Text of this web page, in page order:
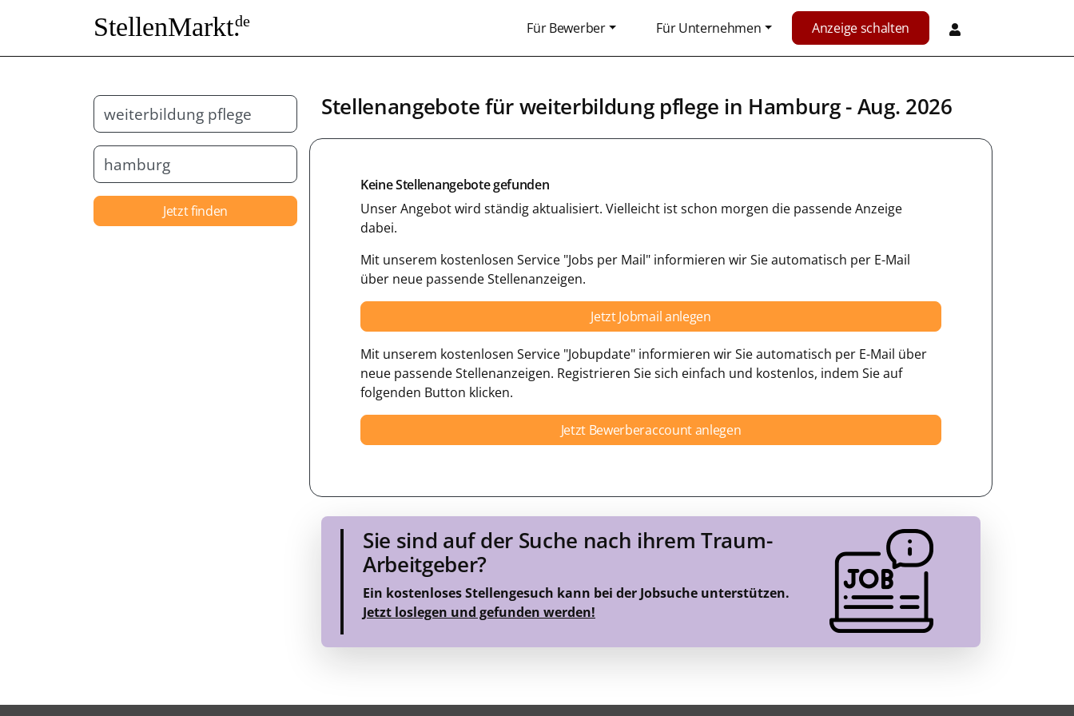
StellenMarkt.de Für Bewerber Für Unternehmen Anzeige schalten
Jetzt finden
Stellenangebote für weiterbildung pflege in Hamburg- Aug. 2026
Keine Stellenangebote gefunden
Unser Angebot wird ständig aktualisiert. Vielleicht ist schon morgen die passende Anzeige
dabei.
Mit unserem kostenlosen Service "Jobs per Mail" informieren wir Sie automatisch per E-Mail
über neue passende Stellenanzeigen.
Jetzt Jobmail anlegen
Mit unserem kostenlosen Service "Jobupdate" informieren wir Sie automatisch per E-Mail über
neue passende Stellenanzeigen. Registrieren Sie sich einfach und kostenlos, indem Sie auf
folgenden Button klicken.
Jetzt Bewerberaccount anlegen
Sie sind auf der Suche nach ihrem Traum-
Arbeitgeber?
Ein kostenloses Stellengesuch kann bei der Jobsuche unterstützen.
Jetzt loslegen und gefunden werden!